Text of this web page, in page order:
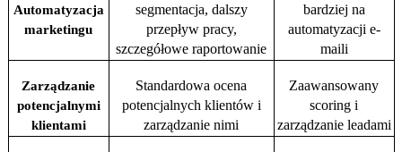
Automatyzacja
marketingu
segmentacja, dalszy
przepływ pracy,
szczegółowe raportowanie
bardziej na
automatyzacji e-
maili
Zarządzanie
potencjalnymi
klientami
Standardowa ocena
potencjalnych klientów i
zarządzanie nimi
Zaawansowany
scoring i
zarządzanie leadami